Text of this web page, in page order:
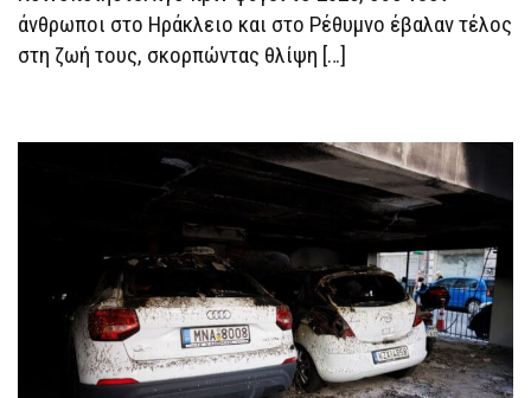
άνθρωποι στο Ηράκλειο και στο Ρέθυμνο έβαλαν τέλος
στη ζωή τους, σκορπώντας θλίψη […]